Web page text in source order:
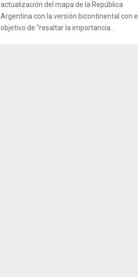
actualización del mapa de la República
Argentina con la versión bicontinental con el
objetivo de “resaltar la importancia...